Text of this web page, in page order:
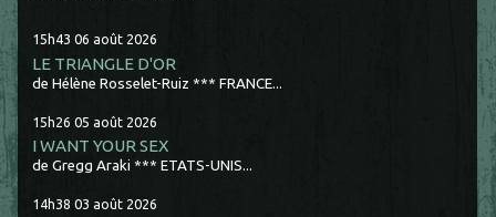
15h43 06 août 2026
LE TRIANGLE D'OR
de Hélène Rosselet-Ruiz *** FRANCE...
15h26 05 août 2026
I WANT YOUR SEX
de Gregg Araki *** ETATS-UNIS...
14h38 03 août 2026